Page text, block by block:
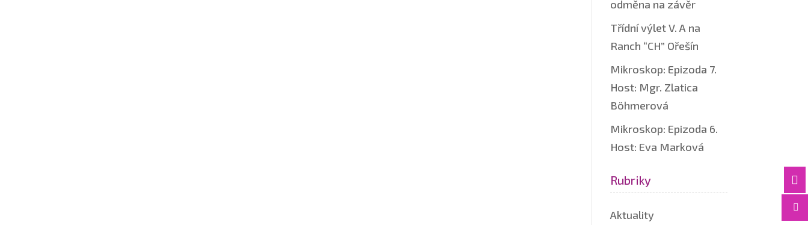


odměna na závěr
Třídní výlet V. A na
Ranch “CH” Ořešín
Mikroskop: Epizoda 7.
Host: Mgr. Zlatica
Böhmerová
Mikroskop: Epizoda 6.
Host: Eva Marková
Rubriky
Aktuality